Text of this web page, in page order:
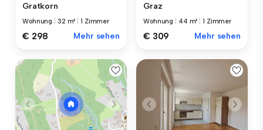
Gratkorn
Wohnung 32 m² |1 Zimmer
€ 298 Mehr sehen
Graz
Wohnung 44 m² |1 Zimmer
€ 309 Mehr sehen